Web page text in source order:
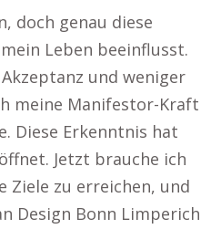
doch genau diese
Leben beeinflusst.
und weniger
meine Manifestor-Kraft
Diese Erkenntnis hat
Jetzt brauche ich
Ziele zu erreichen, und
Design Bonn Limperich